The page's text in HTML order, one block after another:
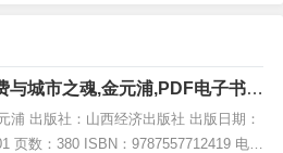
与城市之魂,金元浦,PDF电子书下
源
浦 出版社：山西经济出版社 出版日期：
页数：380 ISBN：9787557712419 电子